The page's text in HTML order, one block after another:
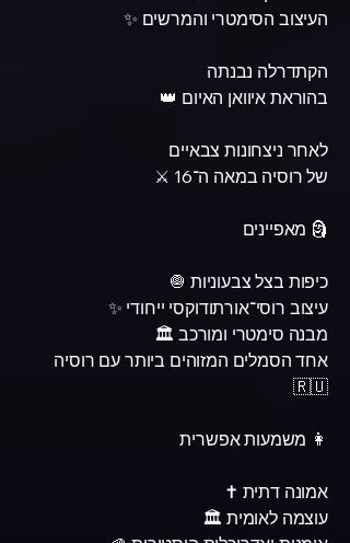
העיצוב הסימטרי והמרשים ✨
הקתדרלה נבנתה
בהוראת איוואן האיום 👑
לאחר ניצחונות צבאיים
של רוסיה במאה ה־16 ⚔️
🗿 מאפיינים
כיפות בצל צבעוניות 🧅
עיצוב רוסי־אורתודוקסי ייחודי ✨
מבנה סימטרי ומורכב 🏛️
אחד הסמלים המזוהים ביותר עם רוסיה
🇷🇺
👩 משמעות אפשרית
אמונה דתית ✝️
עוצמה לאומית 🏛️